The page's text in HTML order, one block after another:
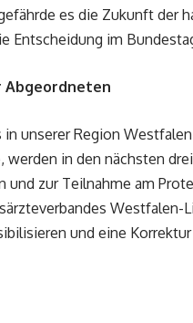
es die Zukunft der
Entscheidung im
Abgeordneten
unserer Region
in den nächsten
zur Teilnahme am
und eine